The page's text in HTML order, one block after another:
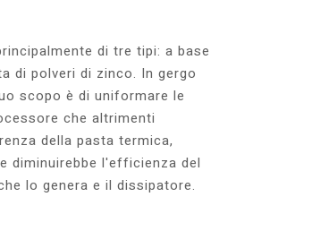
di tre tipi: a base
di polveri di zinco. In gergo
scopo è di uniformare le
che altrimenti
della pasta termica,
diminuirebbe l'efficienza del
lo genera e il dissipatore.